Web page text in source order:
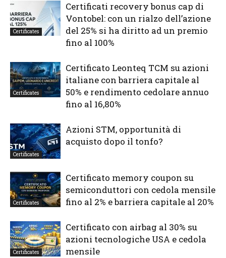
Certificates
Certificati recovery bonus cap di
Vontobel: con un rialzo dell’azione
del 25% si ha diritto ad un premio
fino al 100%
Certificates
Certificato Leonteq TCM su azioni
italiane con barriera capitale al
50% e rendimento cedolare annuo
fino al 16,80%
Certificates
Azioni STM, opportunità di
acquisto dopo il tonfo?
Certificates
Certificato memory coupon su
semiconduttori con cedola mensile
fino al 2% e barriera capitale al 20%
Certificates
Certificato con airbag al 30% su
azioni tecnologiche USA e cedola
mensile